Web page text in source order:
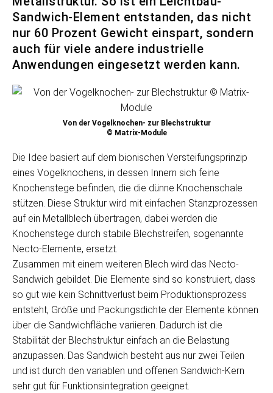
Sandwich-Element entstanden, das nicht
nur 60 Prozent Gewicht einspart, sondern
auch für viele andere industrielle
Anwendungen eingesetzt werden kann.
Von der Vogelknochen- zur Blechstruktur
© Matrix-Module
Die Idee basiert auf dem bionischen Versteifungsprinzip
eines Vogelknochens, in dessen Innern sich feine
Knochenstege befinden, die die dünne Knochenschale
stützen. Diese Struktur wird mit einfachen Stanzprozessen
auf ein Metallblech übertragen, dabei werden die
Knochenstege durch stabile Blechstreifen, sogenannte
Necto-Elemente, ersetzt.
Zusammen mit einem weiteren Blech wird das Necto-
Sandwich gebildet. Die Elemente sind so konstruiert, dass
so gut wie kein Schnittverlust beim Produktionsprozess
entsteht, Größe und Packungsdichte der Elemente können
über die Sandwichfläche variieren. Dadurch ist die
Stabilität der Blechstruktur einfach an die Belastung
anzupassen. Das Sandwich besteht aus nur zwei Teilen
und ist durch den variablen und offenen Sandwich-Kern
sehr gut für Funktionsintegration geeignet.